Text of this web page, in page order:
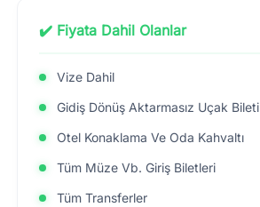
✔️ Fiyata Dahil Olanlar
Vize Dahil
Gidiş Dönüş Aktarmasız Uçak Bileti
Otel Konaklama Ve Oda Kahvaltı
Tüm Müze Vb. Giriş Biletleri
Tüm Transferler